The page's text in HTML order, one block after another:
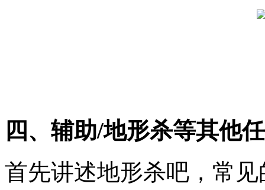
四、辅助/地形杀等其他
首先讲述地形杀吧，常